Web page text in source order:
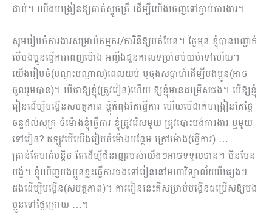
ជាប់។ យើងបង្រៀនឱ្យគាត់ស្ទូចត្រី ដើម្បីយើងចេញទៅភ្ជាប់ការងារ។
សូមរៀបចំការងារសម្រាប់កម្មករ/ការិនីឱ្យបត់បែន។ ថ្ងៃមុន ខ្ញុំបានបញ្ជាក់
បើបងប្អូនធ្វើការពេញម៉ោង អញ្ចឹងជួនកាលទម្រាំចប់យប់ទៅហើយ។
យើងរៀបចំ(បណ្ដុះបណ្ដាល)ពេលយប់ ឬចុងសប្ដាហ៍ដើម្បីបងប្អូន(អាច
ចូលរួមបាន)។ បើថាឱ្យខ្ញុំ(ត្រូវរៀន)ហើយ ឱ្យខ្ញុំមានជម្រើសផង។ បើឱ្យខ្ញុំ
រៀនដើម្បីបង្កើនសមត្ថភាព ខ្ញុំកំពុងតែធ្វើការ ហើយបើដាក់បង្រៀនតែថ្ងៃ
ចន្ទដល់សុក្រ ចំម៉ោងខ្ញុំធ្វើការ ខ្ញុំត្រូវរើសមួយ ត្រូវបោះបង់ការងារ ឬមួយ
ទៅរៀន? ឥឡូវបើយើងរៀបចំម៉ោងបន្ថែម ក្រៅម៉ោង(ធ្វើការ) …
គ្រាន់តែហត់បន្តិច តែដើម្បីជំនាញរបស់យើងៗអាចទទួលបាន។ មិនមែន
បង្ខំ។ ខ្ញុំឃើញបងប្អូនខ្លះធ្វើការផងទៅរៀន​នៅមហាវិទ្យាល័យអីផ្សេងៗ
ផងដើម្បីបង្កើន(សមត្ថភាព)។ ការរៀននេះគឺសម្រាប់បង្កើនជម្រើសឱ្យបង
ប្អូនទៅថ្ងៃក្រោយ​ …។